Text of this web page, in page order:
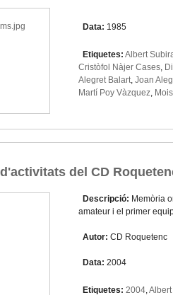
Data: 1985
Etiquetes: Albert
Cristòfol Nàjer Cases,
Alegret Balart, Joan
Martí Poy Vàzquez,
del CD
Descripció: Memòria
amateur i el primer
Autor: CD Roquetenc
Data: 2004
Etiquetes: 2004,